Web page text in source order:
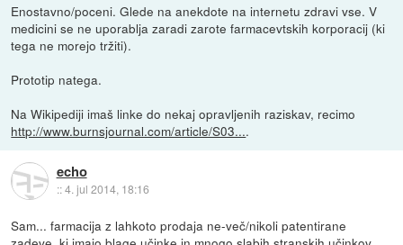
Enostavno/poceni. Glede na anekdote na internetu zdravi vse. V
medicini se ne uporablja zaradi zarote farmacevtskih korporacij (ki
tega ne morejo tržiti).
Prototip natega.
Na Wikipediji imaš linke do nekaj opravljenih raziskav, recimo
http://www.burnsjournal.com/article/S03....
echo
::4. jul 2014, 18:16
Sam... farmacija z lahkoto prodaja ne-več/nikoli patentirane